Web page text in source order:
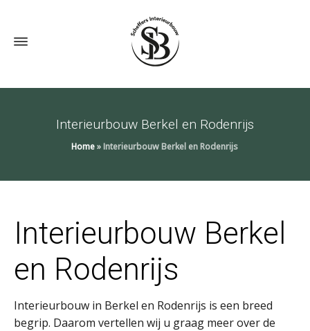
Interieurbouw Berkel en Rodenrijs
Home»Interieurbouw Berkel en Rodenrijs
Interieurbouw Berkel
en Rodenrijs
Interieurbouw in Berkel en Rodenrijs is een breed
begrip. Daarom vertellen wij u graag meer over de